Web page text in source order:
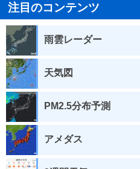
注目のコンテンツ
雨雲レーダー
天気図
PM2.5分布予測
アメダス